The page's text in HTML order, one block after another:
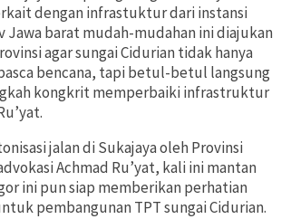
dengan infrastuktur dari instansi
Jawa barat mudah-mudahan ini diajukan
agar sungai Cidurian tidak hanya
bencana, tapi betul-betul langsung
kongkrit memperbaiki infrastruktur
jalan di Sukajaya oleh Provinsi
Achmad Ru’yat, kali ini mantan
ini pun siap memberikan perhatian
pembangunan TPT sungai Cidurian.